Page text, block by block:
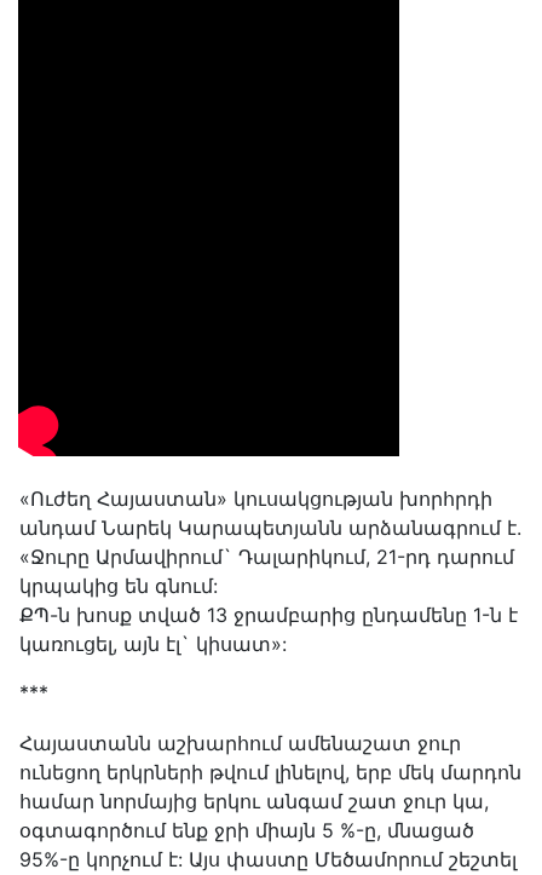
«Ուժեղ Հայաստան» կուսակցության խորհրդի
անդամ Նարեկ Կարապետյանն արձանագրում է.
«Ջուրը Արմավիրում` Դալարիկում, 21-րդ դարում
կրպակից են գնում:
ՔՊ-ն խոսք տված 13 ջրամբարից ընդամենը 1-ն է
կառուցել, այն էլ` կիսատ»:
***
Հայաստանն աշխարհում ամենաշատ ջուր
ունեցող երկրների թվում լինելով, երբ մեկ մարդոն
համար նորմայից երկու անգամ շատ ջուր կա,
օգտագործում ենք ջրի միայն 5 %-ը, մնացած
95%-ը կորչում է: Այս փաստը Մեծամորում շեշտել